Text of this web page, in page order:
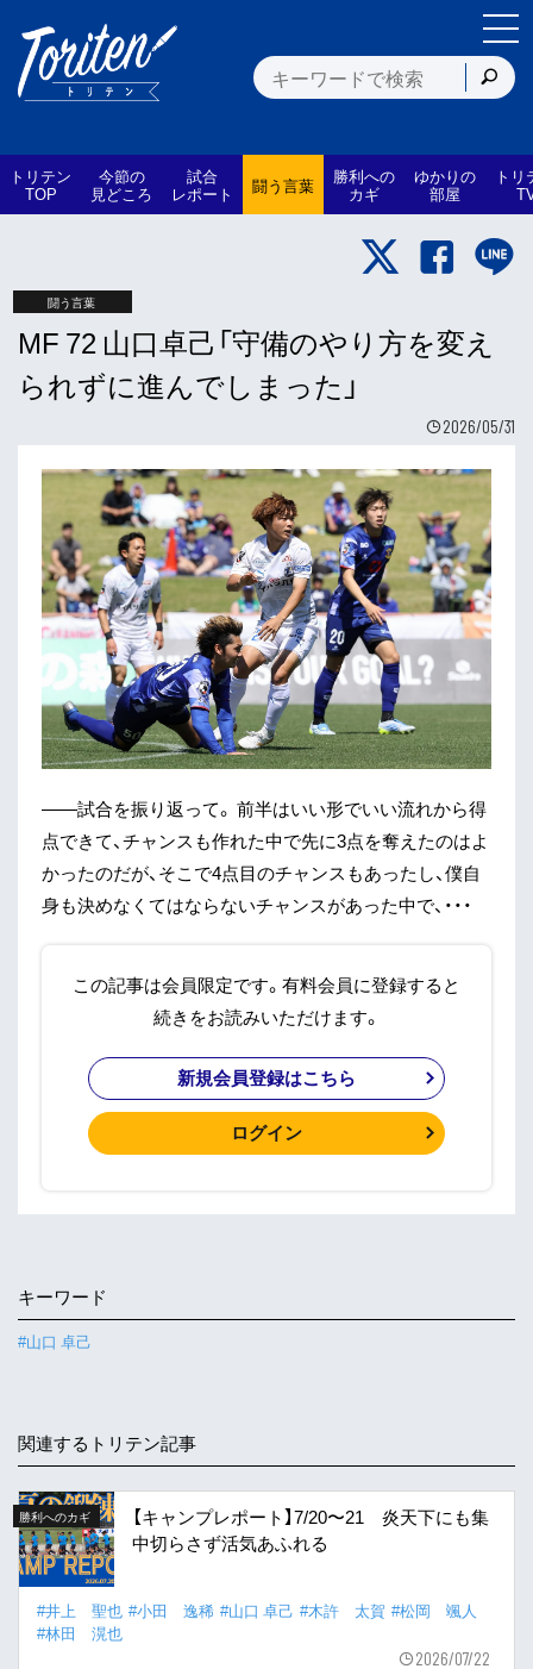
トリテン
TOP
今節の
見どころ
試合
レポート 闘う言葉 勝利への
カギ
ゆかりの
部屋
トリ
闘う言葉
MF 72 山口卓己「守備のやり方を変え
られずに進んでしまった」
2026/05/31
——試合を振り返って。 前半はいい形でいい流れから得
点できて、チャンスも作れた中で先に3点を奪えたのはよ
かったのだが、そこで4点目のチャンスもあったし、僕自
身も決めなくてはならないチャンスがあった中で、・・・
この記事は会員限定です。有料会員に登録すると
続きをお読みいただけます。
新規会員登録はこちら
ログイン
キーワード
#山口 卓己
関連するトリテン記事
勝利へのカギ
【キャンプレポート】7/20〜21 炎天下にも集
中切らさず活気あふれる
#井上 聖也 #小田 逸稀 #山口 卓己 #木許 太賀 #松岡 颯人
#林田 滉也
2026/07/22